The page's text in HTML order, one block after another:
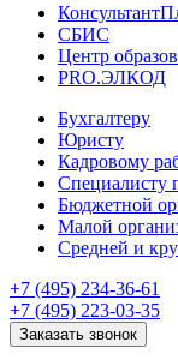
СБИС
Центр
PRO.ЭЛКОД
Бухгалтеру
Юристу
Кадровому
Специалисту
Бюджетной
Малой
Средней и
+7 (495) 234-36-61
+7 (495) 223-03-35
Заказать звонок